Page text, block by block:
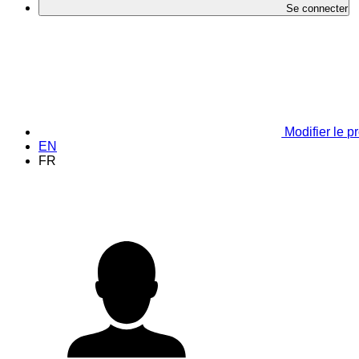
Se connecter
Modifier le
EN
FR